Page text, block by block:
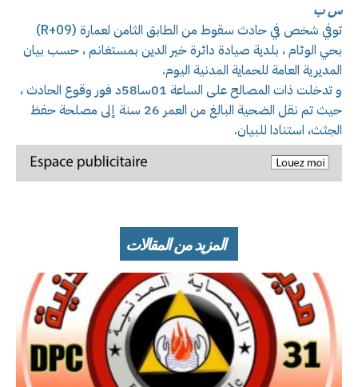
س ب
توفي شخص في حادث سقوط من الطابق الثامن لعمارة (R+09)
بحي الوئام ، بلدية صيادة دائرة خير الدين بمستغانم ، حسب بيان
المديرية العامة للحماية المدنية اليوم.
و تدخلت ذات المصالح على الساعة 01سا58د فور وقوع الحادث ،
حيث تم نقل الضحية البالغ من العمر 26 سنة إلى مصلحة حفظ
الجثث، استنادا للبيان.
المزيد من المقالات